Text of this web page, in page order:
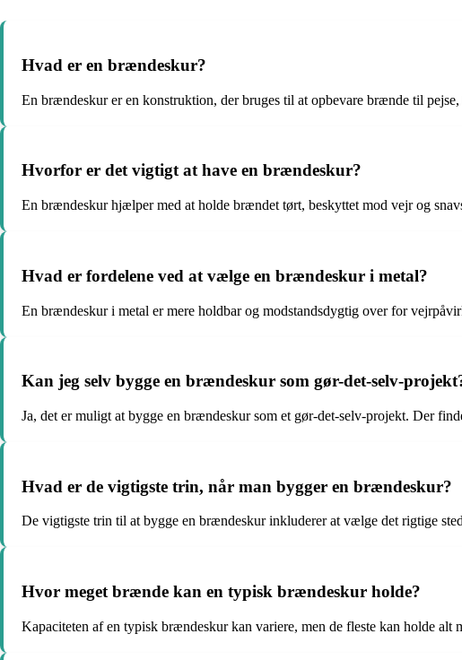
Hvad er en brændeskur?
En brændeskur er en konstruktion, der bruges til at opbevare brænde til
Hvorfor er det vigtigt at have en brændeskur?
En brændeskur hjælper med at holde brændet tørt, beskyttet mod vejr og
Hvad er fordelene ved at vælge en brændeskur i metal?
En brændeskur i metal er mere holdbar og modstandsdygtig over for
Kan jeg selv bygge en brændeskur som gør-det-selv-
Ja, det er muligt at bygge en brændeskur som et gør-det-selv-projekt. Der
Hvad er de vigtigste trin, når man bygger en brændeskur?
De vigtigste trin til at bygge en brændeskur inkluderer at vælge det rigtige
Hvor meget brænde kan en typisk brændeskur holde?
Kapaciteten af en typisk brændeskur kan variere, men de fleste kan holde